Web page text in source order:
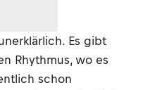
Es gibt
Rhythmus, wo es
schon